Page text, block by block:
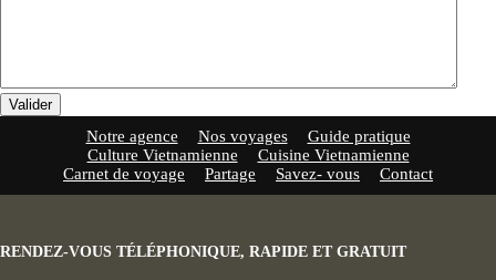
Valider
Notre agence Nos voyages
Guide pratique
Culture Vietnamienne
Cuisine Vietnamienne
Carnet de voyage
Partage Savez- vous Contact
RENDEZ-VOUS TÉLÉPHONIQUE, RAPIDE ET GRATUIT